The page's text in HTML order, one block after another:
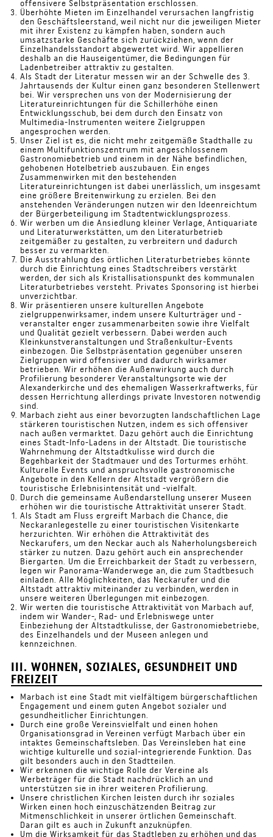
offensivere Selbstpräsentation erschlossen.
Überhöhte Mieten im Einzelhandel verursachen langfristig
den Geschäftsleerstand, weil nicht nur die jeweiligen Mieter
mit ihrer Existenz zu kämpfen haben, sondern auch
umsatzstarke Geschäfte sich zurückziehen, wenn der
Einzelhandelsstandort abgewertet wird. Wir appellieren
deshalb an die Hauseigentümer, die Bedingungen für
Ladenbetreiber attraktiv zu gestalten.
Als Stadt der Literatur messen wir an der Schwelle des 3.
Jahrtausends der Kultur einen ganz besonderen Stellenwert
bei. Wir versprechen uns von der Modernisierung der
Literatureinrichtungen für die Schillerhöhe einen
Entwicklungsschub, bei dem durch den Einsatz von
Multimedia-Instrumenten weitere Zielgruppen
angesprochen werden.
Unser Ziel ist es, die nicht mehr zeitgemäße Stadthalle zu
einem Multifunktionszentrum mit angeschlossenem
Gastronomiebetrieb und einem in der Nähe befindlichen,
gehobenen Hotelbetrieb auszubauen. Ein enges
Zusammenwirken mit den bestehenden
Literatureinrichtungen ist dabei unerlässlich, um insgesamt
eine größere Breitenwirkung zu erzielen. Bei den
anstehenden Veränderungen nutzen wir den Ideenreichtum
der Bürgerbeteiligung im Stadtentwicklungsprozess.
Wir werben um die Ansiedlung kleiner Verlage, Antiquariate
und Literaturwerkstätten, um den Literaturbetrieb
zeitgemäßer zu gestalten, zu verbreitern und dadurch
besser zu vermarkten.
Die Ausstrahlung des örtlichen Literaturbetriebes könnte
durch die Einrichtung eines Stadtschreibers verstärkt
werden, der sich als Kristallisationspunkt des kommunalen
Literaturbetriebes versteht. Privates Sponsoring ist hierbei
unverzichtbar.
Wir präsentieren unsere kulturellen Angebote
zielgruppenwirksamer, indem unsere Kulturträger und -
veranstalter enger zusammenarbeiten sowie ihre Vielfalt
und Qualität gezielt verbessern. Dabei werden auch
Kleinkunstveranstaltungen und Straßenkultur-Events
einbezogen. Die Selbstpräsentation gegenüber unseren
Zielgruppen wird offensiver und dadurch wirksamer
betrieben. Wir erhöhen die Außenwirkung auch durch
Profilierung besonderer Veranstaltungsorte wie der
Alexanderkirche und des ehemaligen Wasserkraftwerks, für
dessen Herrichtung allerdings private Investoren notwendig
sind.
Marbach zieht aus einer bevorzugten landschaftlichen Lage
stärkeren touristischen Nutzen, indem es sich offensiver
nach außen vermarktet. Dazu gehört auch die Einrichtung
eines Stadt-Info-Ladens in der Altstadt. Die touristische
Wahrnehmung der Altstadtkulisse wird durch die
Begehbarkeit der Stadtmauer und des Torturmes erhöht.
Kulturelle Events und anspruchsvolle gastronomische
Angebote in den Kellern der Altstadt vergrößern die
touristische Erlebnisintensität und -vielfalt.
Durch die gemeinsame Außendarstellung unserer Museen
erhöhen wir die touristische Attraktivität unserer Stadt.
Als Stadt am Fluss ergreift Marbach die Chance, die
Neckaranlegestelle zu einer touristischen Visitenkarte
herzurichten. Wir erhöhen die Attraktivität des
Neckarufers, um den Neckar auch als Naherholungsbereich
stärker zu nutzen. Dazu gehört auch ein ansprechender
Biergarten. Um die Erreichbarkeit der Stadt zu verbessern,
legen wir Panorama-Wanderwege an, die zum Stadtbesuch
einladen. Alle Möglichkeiten, das Neckarufer und die
Altstadt attraktiv miteinander zu verbinden, werden in
unsere weiteren Überlegungen mit einbezogen.
Wir werten die touristische Attraktivität von Marbach auf,
indem wir Wander-, Rad- und Erlebniswege unter
Einbeziehung der Altstadtkulisse, der Gastronomiebetriebe,
des Einzelhandels und der Museen anlegen und
kennzeichnen.
III. WOHNEN, SOZIALES, GESUNDHEIT UND
FREIZEIT
Marbach ist eine Stadt mit vielfältigem bürgerschaftlichen
Engagement und einem guten Angebot sozialer und
gesundheitlicher Einrichtungen.
Durch eine große Vereinsvielfalt und einen hohen
Organisationsgrad in Vereinen verfügt Marbach über ein
intaktes Gemeinschaftsleben. Das Vereinsleben hat eine
wichtige kulturelle und sozial-integrierende Funktion. Das
gilt besonders auch in den Stadtteilen.
Wir erkennen die wichtige Rolle der Vereine als
Werbeträger für die Stadt nachdrücklich an und
unterstützen sie in ihrer weiteren Profilierung.
Unsere christlichen Kirchen leisten durch ihr soziales
Wirken einen hoch einzuschätzenden Beitrag zur
Mitmenschlichkeit in unserer örtlichen Gemeinschaft.
Daran gilt es auch in Zukunft anzuknüpfen.
Um die Wirksamkeit für das Stadtleben zu erhöhen und das